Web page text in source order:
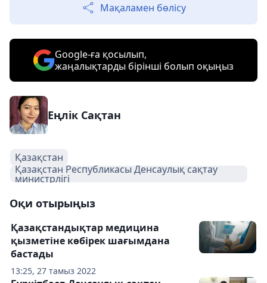
Мақаламен бөлісу
Google-ға қосылып,
жаңалықтарды бірінші болып оқыңыз
Еңлік Сақтан
Қазақстан
Қазақстан Республикасы Денсаулық сақтау
министрлігі
Оқи отырыңыз
13:25, 27 тамыз 2022
Қазақстандықтар медицина
қызметіне көбірек шағымдана
бастады